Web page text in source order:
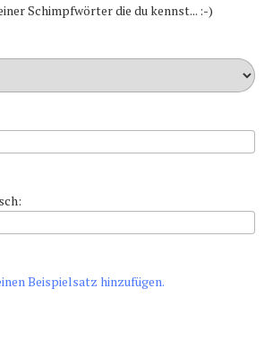
Schimpfwörter die du kennst... :-)
Beispielsatz hinzufügen.